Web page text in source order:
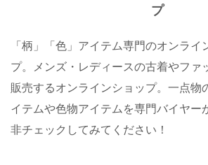
プ
「柄」「色」アイテム専門のオンライ
プ。メンズ・レディースの古着やファ
販売するオンラインショップ。一点物
イテムや色物アイテムを専門バイヤー
非チェックしてみてください！